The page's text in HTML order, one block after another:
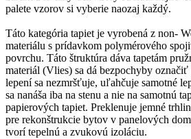
palete vzorov si vyberie naozaj každý.
Táto kategória tapiet je vyrobená z non-
materiálu s prídavkom polymérového
povrchu. Táto štruktúra dáva tapetám
materiál (Vlies) sa dá bezpochyby
lepení sa nezmršťuje, uľahčuje samotné
sa nanáša iba na stenu a nie na samotnú
papierových tapiet. Preklenuje jemné
pre rekonštrukcie bytov v panelových
tvorí tepelnú a zvukovú izoláciu.